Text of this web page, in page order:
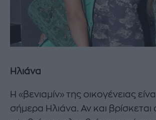
Ηλιάνα
Η «βενιαμίν» της οικογένειας
σήμερα Ηλιάνα. Αν και